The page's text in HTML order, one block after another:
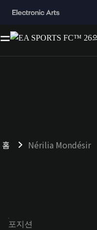
홈 Nérilia Mondésir
포지션